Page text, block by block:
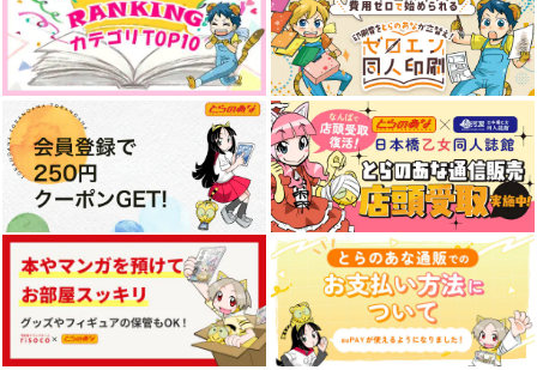
レノフィガモブ失恋ア
ンソロジー まなざし
は透明
かささぎの
1,870円（税込）
レノックス×フィガロ
サンプル
作品詳細
おやすみオーエン
ミリミミル
787円（税込）
オーエン
サンプル
作品詳細
薫風をそえて
アメカナデ
440円（税込）
ルチル×ミスラ
サンプル
作品詳細